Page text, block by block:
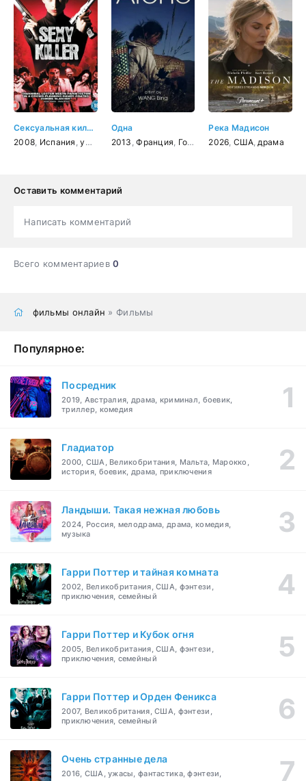
Сексуальная киллерша
2008 Испания ,ужасы ,фантастика ,триллер комедия
Одна
2013 ,Франция Гонконг ,Китай,
Река Мадисон
2026 США, драма
Оставить комментарий
Написать комментарий
Всего комментариев0
фильмы онлайн » Фильмы
Популярное:
Посредник
2019, Австралия, драма, криминал, боевик,
триллер, комедия
Гладиатор
2000, США, Великобритания, Мальта, Марокко,
история, боевик, драма, приключения
Ландыши. Такая нежная любовь
2024, Россия, мелодрама, драма, комедия,
музыка
Гарри Поттер и тайная комната
2002, Великобритания, США, фэнтези,
приключения, семейный
Гарри Поттер и Кубок огня
2005, Великобритания, США, фэнтези,
приключения, семейный
Гарри Поттер и Орден Феникса
2007, Великобритания, США, фэнтези,
приключения, семейный
Очень странные дела
2016, США, ужасы, фантастика, фэнтези,